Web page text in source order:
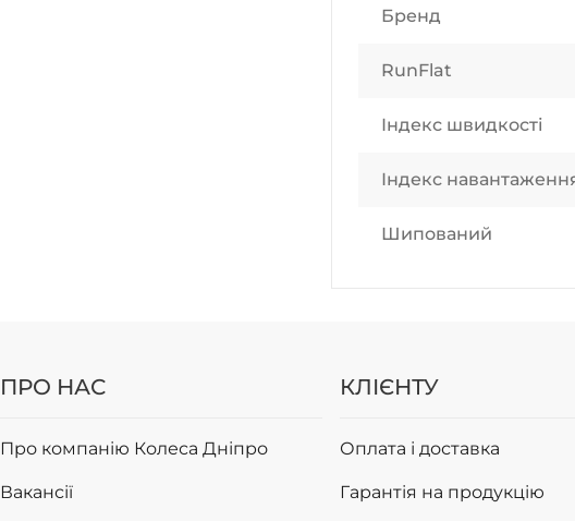
Бренд
RunFlat
Індекс швидкості
Індекс
Шипований
ПРО НАС
Про компанію Колеса Дніпро
Вакансії
КЛІЄНТУ
Оплата і доставка
Гарантія на продукцію